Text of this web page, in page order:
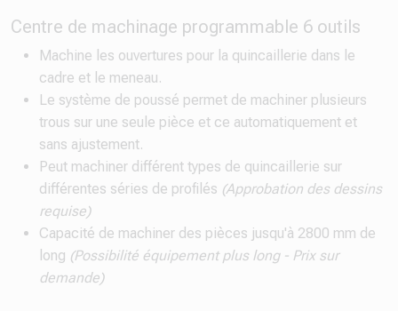
Centre de machinage programmable 6 outils
Machine les ouvertures pour la quincaillerie dans le
cadre et le meneau.
Le système de poussé permet de machiner plusieurs
trous sur une seule pièce et ce automatiquement et
sans ajustement.
Peut machiner différent types de quincaillerie sur
différentes séries de profilés (Approbation des dessins
requise)
Capacité de machiner des pièces jusqu'à 2800 mm de
long (Possibilité équipement plus long - Prix sur
demande)